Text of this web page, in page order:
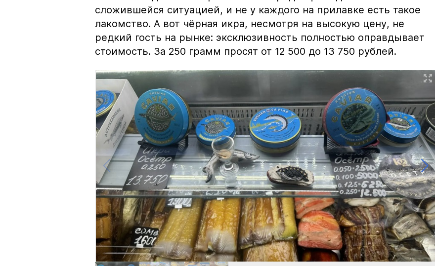
сложившейся ситуацией, и не у каждого на прилавке есть такое
лакомство. А вот чёрная икра, несмотря на высокую цену, не
редкий гость на рынке: эксклюзивность полностью оправдывает
стоимость. За 250 грамм просят от 12 500 до 13 750 рублей.